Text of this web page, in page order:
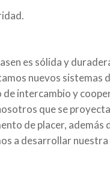
es sólida y
nuevos sistemas
intercambio y
que se
de placer, además
a desarrollar nuestra